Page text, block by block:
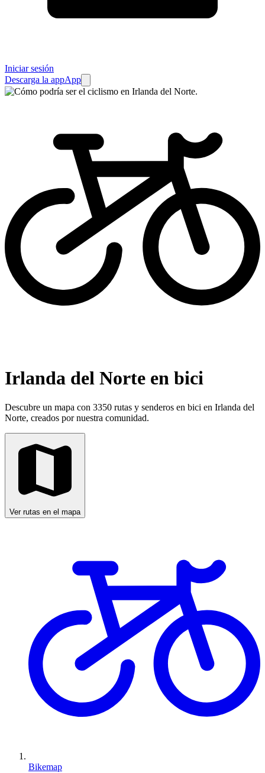
Iniciar sesión
Descarga la appApp
Irlanda del Norte en bici
Descubre un mapa con 3350 rutas y senderos en bici en Irlanda del
Norte, creados por nuestra comunidad.
Ver rutas en el mapa
Bikemap